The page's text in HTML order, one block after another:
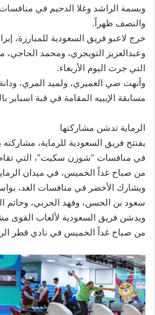
وبسمة الراشد وغلا الدحيم في منافسات
والنصف ظهراً.
خرج لاعبو فريق السعودية للمبارزة،
وعبدالعزيز التويجري، ومحمد
التي جرت اليوم الأربعاء.
وأنهت ضي العميري، ولميد المري،
مسابقة الإيبيه المقامة في قبة اسباير
الرماية تدشن مشاركتها
يفتتح فريق السعودية للرماية، مشاركته
في منافسات “شوزن سكيت”، التي تقام
من صباح غداً الخميس، في ميدان
ويشارك الأخضر في منافسات الغد،
سعود بن الحسن، وفهد الحربي، وحاتم
ويدشن فريق السعودية لألعاب القوى
من صباح غداً الخميس في نادي قطر